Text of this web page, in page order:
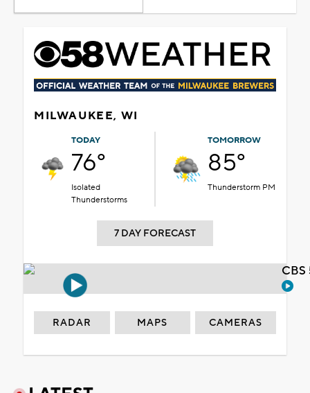
MILWAUKEE, WI
TODAY
76°
Isolated
Thunderstorms
TOMORROW
85°
Thunderstorm PM
7 DAY FORECAST
RADAR MAPS CAMERAS